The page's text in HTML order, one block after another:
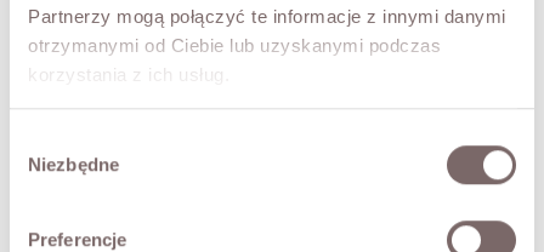
Partnerzy mogą połączyć te informacje z innymi danymi
otrzymanymi od Ciebie lub uzyskanymi podczas
korzystania z ich usług.
zgody
Niezbędne
Preferencje
with a lightweight shirt or simple top. A timeless choice
for women who appreciate elegance, comfort, and
versatility.
Pockets
Italian brand